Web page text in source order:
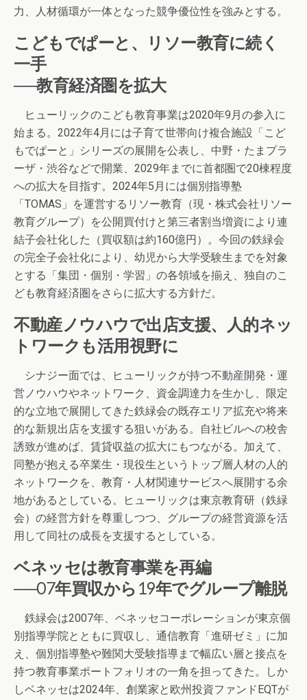
力、人材循環が一体となった競争優位性を強みとする。
こどもでぱーと、リソー教育に続く
一手
──教育経済圏を拡大
ヒューリックのこども教育事業は2020年9月の参入に
始まる。2022年4月には子育て世帯向け複合施設「こど
もでぱーと」シリーズの展開を公表し、中野・たまプラ
ーザ・渋谷などで開業、2029年までに首都圏で20棟程度
への拡大を目指す。2024年5月には個別指導塾
「TOMAS」を運営するリソー教育（現・株式会社リソー
教育グループ）を公開買付けと第三者割当増資により連
結子会社化した（買収額は約160億円）。今回の鉄緑会
の完全子会社化により、幼児から大学受験生までを対象
とする「集団・個別・学習」の各領域を揃え、独自のこ
ども教育経済圏をさらに拡大する方針だ。
不動産ノウハウで出店支援、人的ネッ
トワークも活用視野に
シナジー面では、ヒューリックが持つ不動産開発・運
営ノウハウやネットワーク、資金調達力を生かし、限定
的な立地で展開してきた鉄緑会の既存エリア拡充や将来
的な新規出店を支援する狙いがある。自社ビルへの校舎
誘致が進めば、賃貸収益の拡大にもつながる。加えて、
同塾が抱える卒業生・現役生というトップ層人材の人的
ネットワークを、教育・人材関連サービスへ展開する余
地があるとしている。ヒューリックは東京教育研（鉄緑
会）の経営方針を尊重しつつ、グループの経営資源を活
用して同社の成長を支援するとしている。
ベネッセは教育事業を再編
──07年買収から19年でグループ離脱
鉄緑会は2007年、ベネッセコーポレーションが東京個
別指導学院とともに買収し、通信教育「進研ゼミ」に加
え、個別指導塾や難関大受験指導まで幅広い層と接点を
持つ教育事業ポートフォリオの一角を担ってきた。しか
しベネッセは2024年、創業家と欧州投資ファンドEQTが